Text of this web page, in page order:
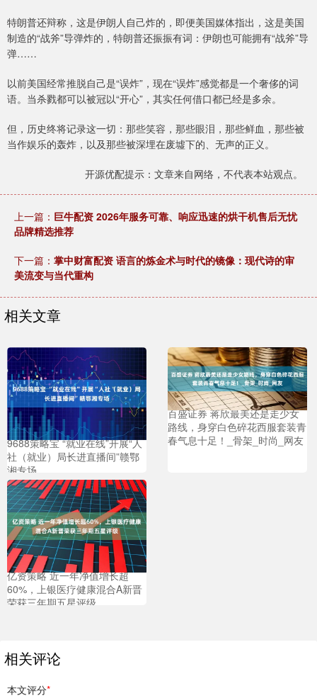
特朗普还辩称，这是伊朗人自己炸的，即便美国媒体指出，这是美国
制造的“战斧”导弹炸的，特朗普还振振有词：伊朗也可能拥有“战斧”导
弹……
以前美国经常推脱自己是“误炸”，现在“误炸”感觉都是一个奢侈的词
语。当杀戮都可以被冠以“开心”，其实任何借口都已经是多余。
但，历史终将记录这一切：那些笑容，那些眼泪，那些鲜血，那些被
当作娱乐的轰炸，以及那些被深埋在废墟下的、无声的正义。
开源优配提示：文章来自网络，不代表本站观点。
上一篇： 巨牛配资 2026年服务可靠、响应迅速的烘干机售后无忧
品牌精选推荐
下一篇： 掌中财富配资 语言的炼金术与时代的镜像：现代诗的审
美流变与当代重构
相关文章
9688策略宝 “就业在线”开展“人
社（就业）局长进直播间”赣鄂
湘专场
百盛证券 蒋欣最美还是走少女
路线，身穿白色碎花西服套装青
春气息十足！_骨架_时尚_网友
亿资策略 近一年净值增长超
60%，上银医疗健康混合A新晋
荣获三年期五星评级
相关评论
本文评分*